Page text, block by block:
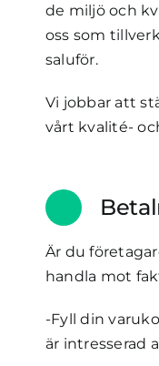
de miljö och
oss som
saluför.
Vi jobbar att
vårt kvalité-
Är du
handla mot
-Fyll din
är intresserad